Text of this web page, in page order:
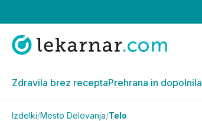
Zdravila brez receptaPrehrana in dopolnila
Izdelki/Mesto Delovanja/Telo